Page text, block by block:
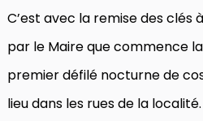
C’est avec la remise des clés
par le Maire que commence
premier défilé nocturne de
lieu dans les rues de la